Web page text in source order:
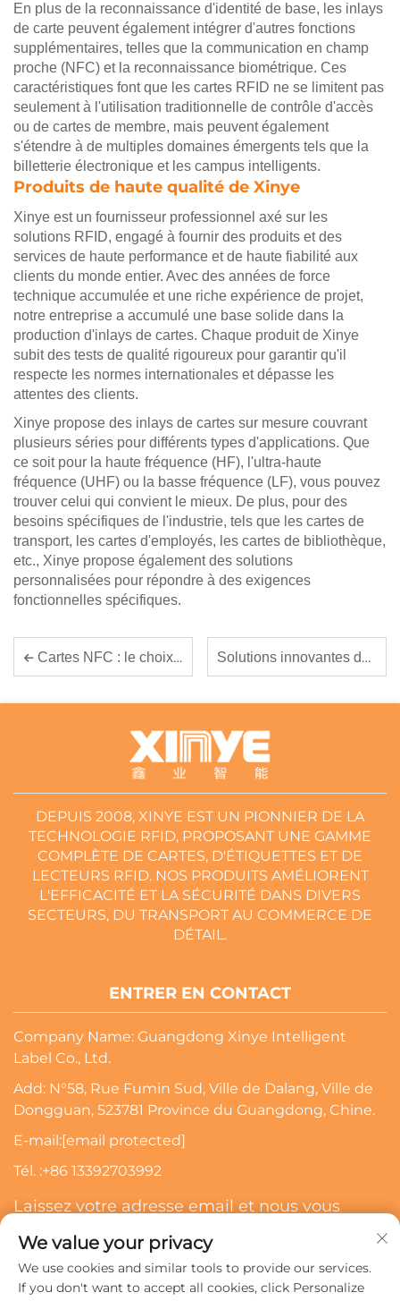
En plus de la reconnaissance d'identité de base, les inlays
de carte peuvent également intégrer d'autres fonctions
supplémentaires, telles que la communication en champ
proche (NFC) et la reconnaissance biométrique. Ces
caractéristiques font que les cartes RFID ne se limitent pas
seulement à l'utilisation traditionnelle de contrôle d'accès
ou de cartes de membre, mais peuvent également
s'étendre à de multiples domaines émergents tels que la
billetterie électronique et les campus intelligents.
Produits de haute qualité de Xinye
Xinye est un fournisseur professionnel axé sur les
solutions RFID, engagé à fournir des produits et des
services de haute performance et de haute fiabilité aux
clients du monde entier. Avec des années de force
technique accumulée et une riche expérience de projet,
notre entreprise a accumulé une base solide dans la
production d'inlays de cartes. Chaque produit de Xinye
subit des tests de qualité rigoureux pour garantir qu'il
respecte les normes internationales et dépasse les
attentes des clients.
Xinye propose des inlays de cartes sur mesure couvrant
plusieurs séries pour différents types d'applications. Que
ce soit pour la haute fréquence (HF), l'ultra-haute
fréquence (UHF) ou la basse fréquence (LF), vous pouvez
trouver celui qui convient le mieux. De plus, pour des
besoins spécifiques de l'industrie, tels que les cartes de
transport, les cartes d'employés, les cartes de bibliothèque,
etc., Xinye propose également des solutions
personnalisées pour répondre à des exigences
fonctionnelles spécifiques.
Cartes NFC : le choix pratique pour un échange de données instantané Solutions innovantes de cartes RFID pour une gestion transparente des données
DEPUIS 2008, XINYE EST UN PIONNIER DE LA
TECHNOLOGIE RFID, PROPOSANT UNE GAMME
COMPLÈTE DE CARTES, D'ÉTIQUETTES ET DE
LECTEURS RFID. NOS PRODUITS AMÉLIORENT
L'EFFICACITÉ ET LA SÉCURITÉ DANS DIVERS
SECTEURS, DU TRANSPORT AU COMMERCE DE
DÉTAIL.
ENTRER EN CONTACT
Company Name: Guangdong Xinye Intelligent
Label Co., Ltd.
Add: N°58, Rue Fumin Sud, Ville de Dalang, Ville de
Dongguan, 523781 Province du Guangdong, Chine.
E-mail:[email protected]
Tél. :+86 13392703992
Laissez votre adresse email et nous vous
S’abonner
We value your privacy
We use cookies and similar tools to provide our services.
If you don't want to accept all cookies, click Personalize